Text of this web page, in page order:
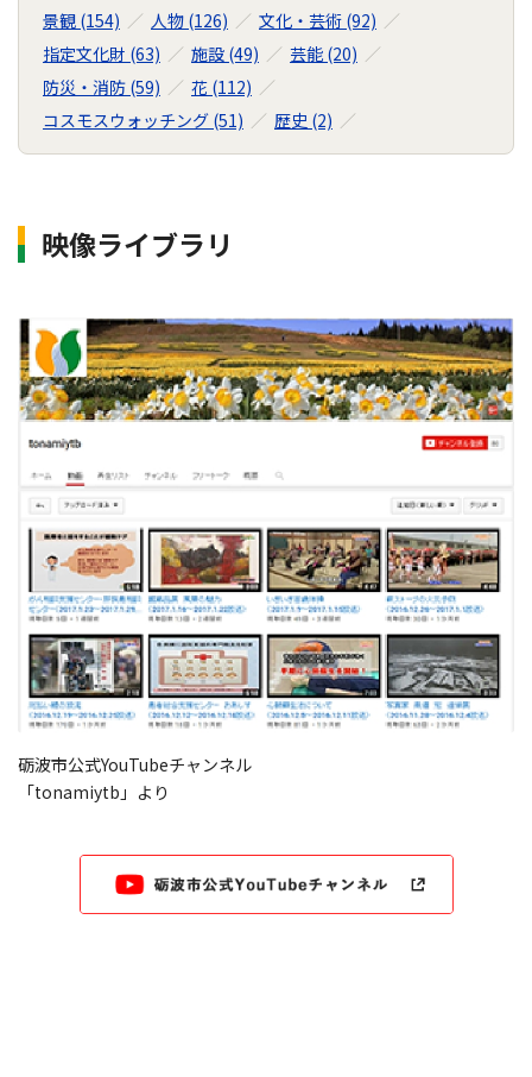
景観 (154)
人物 (126)
文化・芸術 (92)
指定文化財 (63)
施設 (49)
芸能 (20)
防災・消防 (59)
花 (112)
コスモスウォッチング (51)
歴史 (2)
映像ライブラリ
砺波市公式YouTubeチャンネル
「tonamiytb」より